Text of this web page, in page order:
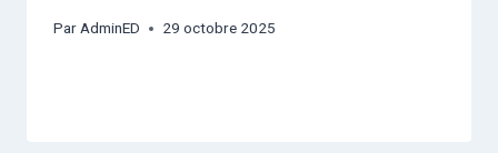
ParAdminED 29 octobre 2025